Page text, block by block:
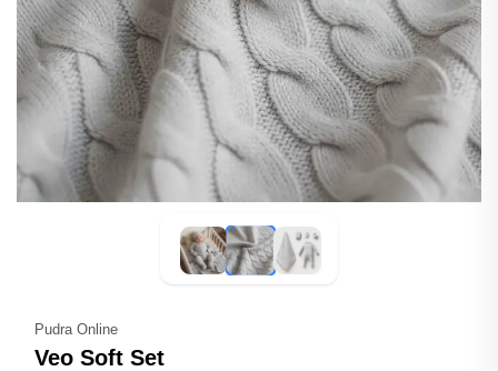
Pudra Online
Veo Soft Set